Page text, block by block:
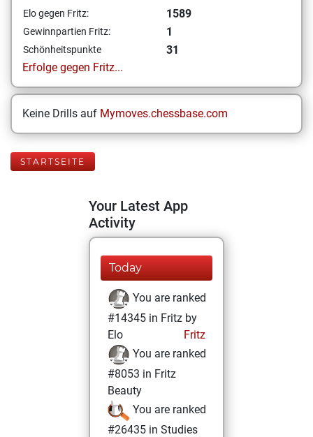
Elo gegen Fritz: 1589
Gewinnpartien Fritz: 1
Schönheitspunkte
31
Erfolge gegen Fritz...
Keine Drills auf Mymoves.chessbase.com
STARTSEITE
Your Latest App
Activity
Today
You are ranked
#14345 in Fritz by
Elo
Fritz
You are ranked
#8053 in Fritz
Beauty
You are ranked
#26435 in Studies